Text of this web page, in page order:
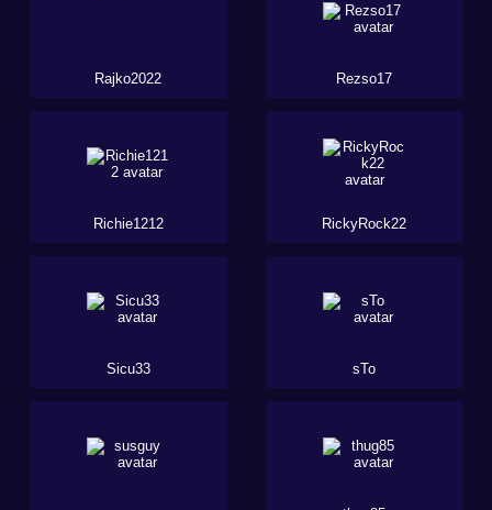
Rajko2022 Rezso17
Richie1212 RickyRock22
Sicu33 sTo